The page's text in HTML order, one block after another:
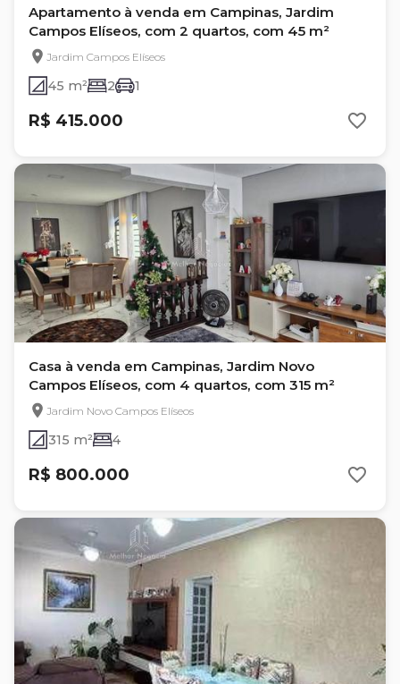
Apartamento à venda em Campinas, Jardim
Campos Elíseos, com 2 quartos, com 45 m²
Jardim Campos Elíseos
45 m² 2 1
R$ 415.000
Casa à venda em Campinas, Jardim Novo
Campos Elíseos, com 4 quartos, com 315 m²
Jardim Novo Campos Elíseos
315 m² 4
R$ 800.000